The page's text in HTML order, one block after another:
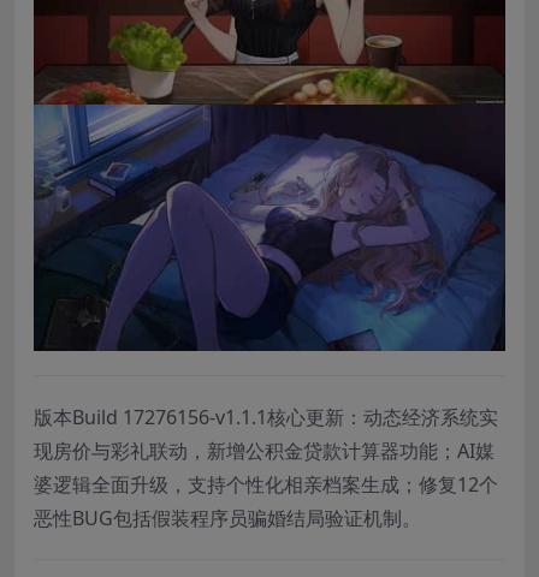
版本Build 17276156-v1.1.1核心更新：动态经济系统实
现房价与彩礼联动，新增公积金贷款计算器功能；AI媒
婆逻辑全面升级，支持个性化相亲档案生成；修复12个
恶性BUG包括假装程序员骗婚结局验证机制。